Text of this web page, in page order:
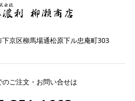
京区柳馬場通松原下ル忠庵町303
のご注文・お問い合せは